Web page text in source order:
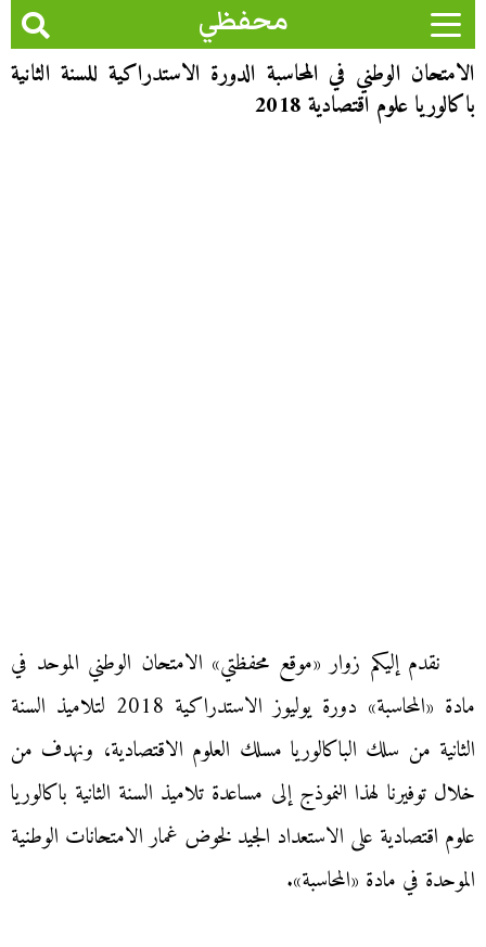
محفظي
الامتحان الوطني في المحاسبة الدورة الاستدراكية للسنة الثانية
باكالوريا علوم اقتصادية 2018
نقدم إليكم زوار «موقع محفظتي» الامتحان الوطني الموحد في
مادة «المحاسبة» دورة يوليوز الاستدراكية 2018 لتلاميذ السنة
الثانية من سلك الباكالوريا مسلك العلوم الاقتصادية، ونهدف من
خلال توفيرنا لهذا النموذج إلى مساعدة تلاميذ السنة الثانية باكالوريا
علوم اقتصادية على الاستعداد الجيد لخوض غمار الامتحانات الوطنية
الموحدة في مادة «المحاسبة».